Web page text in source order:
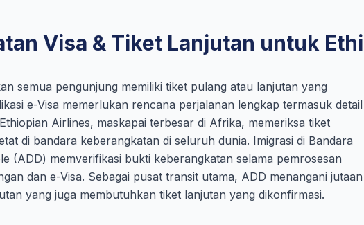
Visa & Tiket Lanjutan untuk
semua pengunjung memiliki tiket pulang atau lanjutan yang
e-Visa memerlukan rencana perjalanan lengkap termasuk detail
Airlines, maskapai terbesar di Afrika, memeriksa tiket
di bandara keberangkatan di seluruh dunia. Imigrasi di Bandara
(ADD) memverifikasi bukti keberangkatan selama pemrosesan
dan e-Visa. Sebagai pusat transit utama, ADD menangani jutaan
yang juga membutuhkan tiket lanjutan yang dikonfirmasi.